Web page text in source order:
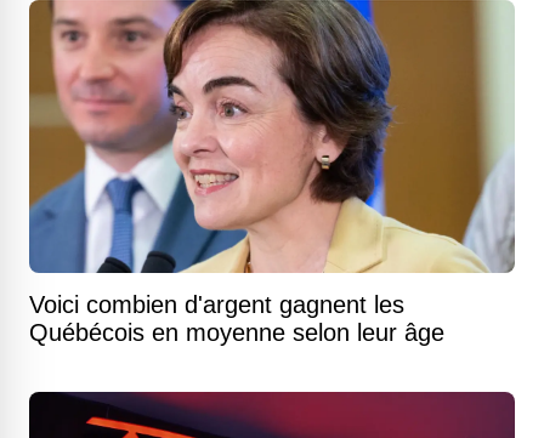
Voici combien d'argent gagnent les
Québécois en moyenne selon leur âge